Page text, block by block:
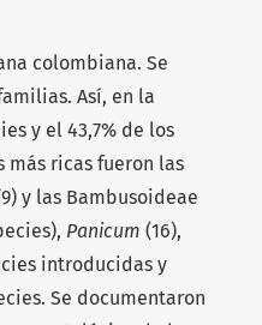
colombiana. Se
Así, en la
y el 43,7% de los
más ricas fueron las
y las Bambusoideae
Panicum (16),
introducidas y
Se documentaron